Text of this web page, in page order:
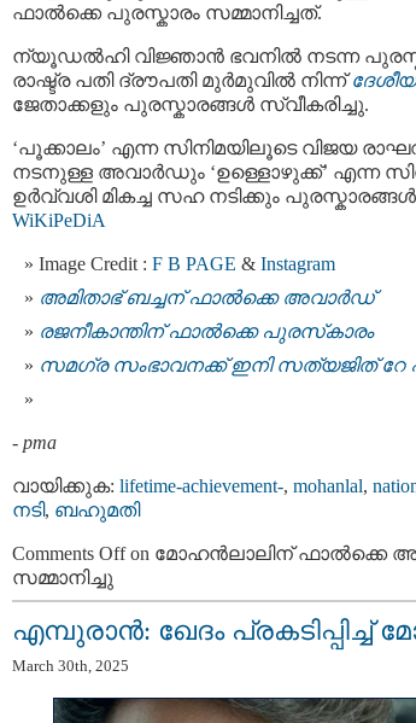
ഫാല്‍ക്കെ പുരസ്കാരം സമ്മാനിച്ചത്.
ന്യൂഡൽഹി വിജ്ഞാൻ ഭവനിൽ നടന്ന
രാഷ്ട്ര പതി ദ്രൗപതി മുർമുവിൽ നിന്ന്
ജേതാക്കളും പുരസ്കാരങ്ങൾ സ്വീകരിച്ചു.
‘പൂക്കാലം’ എന്ന സിനിമയിലൂടെ വിജയ
നടനുള്ള അവാർഡും ‘ഉള്ളൊഴുക്ക്’ എന്ന
ഉർവ്വശി മികച്ച സഹ നടിക്കും പുരസ്കാരങ്ങൾ
WiKiPeDiA
Image Credit : F B PAGE & Instagram
അമിതാഭ് ബച്ചന് ഫാല്‍ക്കെ അവാര്‍ഡ്
രജനീകാന്തിന് ഫാല്‍ക്കെ പുരസ്‌കാരം
സമഗ്ര സംഭാവനക്ക് ഇനി സത്യജിത്
- pma
വായിക്കുക: lifetime-achievement-, mohanlal,
നടി, ബഹുമതി
Comments Offon മോഹൻലാലിന് ഫാല്‍ക്കെ
സമ്മാനിച്ചു
എമ്പുരാൻ: ഖേദം
March 30th, 2025